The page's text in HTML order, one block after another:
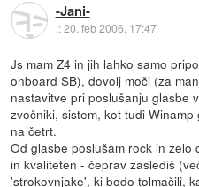
-Jani-
::20. feb 2006, 17:47
Js mam Z4 in jih lahko samo
onboard SB), dovolj moči (za
nastavitve pri poslušanju glasbe
zvočniki, sistem, kot tudi
na četrt.
Od glasbe poslušam rock in
in kvaliteten - čeprav zaslediš
'strokovnjake', ki bodo tolmačili,